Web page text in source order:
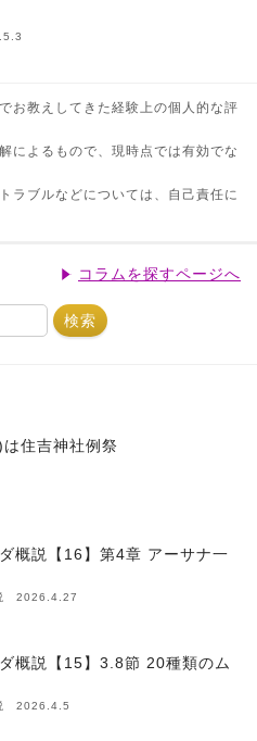
お教えしてきた経験上の個人的な評
によるもので、現時点では有効でな
ラブルなどについては、自己責任に
コラムを探すページへ
住吉神社例祭
概説【16】第4章 アーサナ一
2026.4.27
概説【15】3.8節 20種類のム
2026.4.5